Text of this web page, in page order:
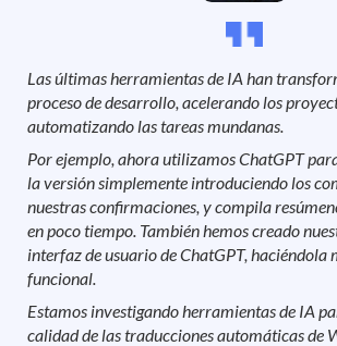
Las últimas herramientas de IA han
proceso de desarrollo, acelerando los
automatizando las tareas mundanas.
Por ejemplo, ahora utilizamos ChatGPT
la versión simplemente introduciendo los
nuestras confirmaciones, y compila
en poco tiempo. También hemos creado
interfaz de usuario de ChatGPT, haciéndola
funcional.
Estamos investigando herramientas de IA
calidad de las traducciones automáticas de